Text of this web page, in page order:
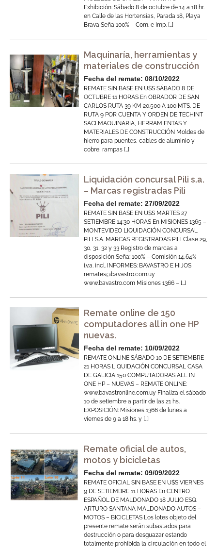
Exhibición: Sábado 8 de octubre de 14 a 18 hr.
en Calle de las Hortensias, Parada 18, Playa
Brava Seña 100% – Com. e Imp. […]
Maquinaría, herramientas y
materiales de construcción
Fecha del remate: 08/10/2022
REMATE SIN BASE EN U$S SÁBADO 8 DE
OCTUBRE 11 HORAS En OBRADOR DE SAN
CARLOS RUTA 39 KM 20.500 A 100 MTS. DE
RUTA 9 POR CUENTA Y ORDEN DE TECHINT
SACI MAQUINARIA, HERRAMIENTAS Y
MATERIALES DE CONSTRUCCIÓN Moldes de
hierro para puentes, cables de aluminio y
cobre, rampas […]
Liquidación concursal Pili s.a.
– Marcas registradas Pili
Fecha del remate: 27/09/2022
REMATE SIN BASE EN U$S MARTES 27
SETIEMBRE 14:30 HORAS En MISIONES 1365 –
MONTEVIDEO LIQUIDACIÓN CONCURSAL
PILI S.A. MARCAS REGISTRADAS PILI Clase 29,
30, 31, 32 y 33 Registro de marcas a
disposición Seña: 100% – Comisión 14,64%
i.v.a. incl. INFORMES: BAVASTRO E HIJOS
remates@bavastro.com.uy
www.bavastro.com Misiones 1366 – […]
Remate online de 150
computadores all in one HP
nuevas.
Fecha del remate: 10/09/2022
REMATE ONLINE SÁBADO 10 DE SETIEMBRE
21 HORAS LIQUIDACIÓN CONCURSAL CASA
DE GALICIA 150 COMPUTADORAS ALL IN
ONE HP – NUEVAS – REMATE ONLINE:
www.bavastronline.com.uy Finaliza el sábado
10 de setiembre a partir de las 21 hs.
EXPOSICIÓN: Misiones 1366 de lunes a
viernes de 9 a 18 hs. y […]
Remate oficial de autos,
motos y bicicletas
Fecha del remate: 09/09/2022
REMATE OFICIAL SIN BASE EN U$S VIERNES
9 DE SETIEMBRE 11 HORAS En CENTRO
ESPAÑOL DE MALDONADO 18 JULIO ESQ.
ARTURO SANTANA MALDONADO AUTOS –
MOTOS – BICICLETAS Los lotes objeto del
presente remate serán subastados para
destrucción o para desguazar estando
totalmente prohibida la circulación en todo el